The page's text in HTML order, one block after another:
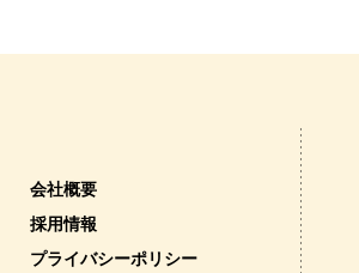
会社概要
採用情報
プライバシーポリシー